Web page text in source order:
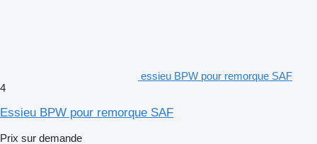
essieu BPW pour remorque SAF
4
Essieu BPW pour remorque SAF
Prix sur demande